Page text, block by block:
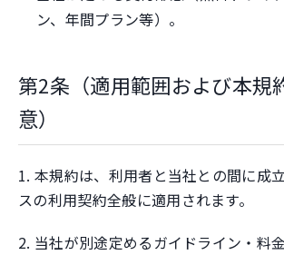
ン、年間プラン等）。
第2条（適用範囲および本規
意）
1. 本規約は、利用者と当社との間に成
スの利用契約全般に適用されます。
2. 当社が別途定めるガイドライン・料